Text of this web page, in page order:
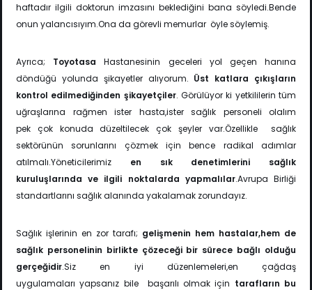
haftadır ilgili doktorun imzasını beklediğini bana söyledi.Bende
onun yalancısıyım.Ona da görevli memurlar öyle söylemiş.
Ayrıca; Toyotasa Hastanesinin geceleri yol geçen hanına
döndüğü yolunda şikayetler alıyorum. Üst katlara çıkışların
kontrol edilmediğinden şikayetçiler. Görülüyor ki yetkililerin tüm
uğraşlarına rağmen ister hasta,ister sağlık personeli olalım
pek çok konuda düzeltilecek çok şeyler var.Özellikle sağlık
sektörünün sorunlarını çözmek için bence radikal adımlar
atılmalı.Yöneticilerimiz en sık denetimlerini sağlık
kuruluşlarında ve ilgili noktalarda yapmalılar.Avrupa Birliği
standartlarını sağlık alanında yakalamak zorundayız.
Sağlık işlerinin en zor tarafı; gelişmenin hem hastalar,hem de
sağlık personelinin birlikte çözeceği bir sürece bağlı olduğu
gerçeğidir.Siz en iyi düzenlemeleri,en çağdaş
uygulamaları yapsanız bile başarılı olmak için tarafların bu